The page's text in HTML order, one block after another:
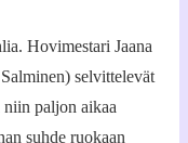
Hovimestari Jaana
selvittelevät
paljon aikaa
suhde ruokaan